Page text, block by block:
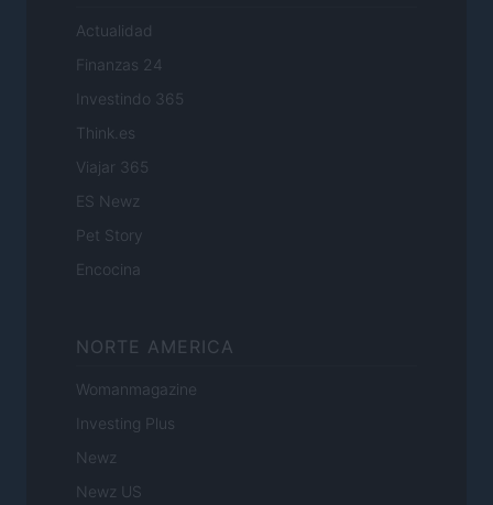
Actualidad
Finanzas 24
Investindo 365
Think.es
Viajar 365
ES Newz
Pet Story
Encocina
NORTE AMERICA
Womanmagazine
Investing Plus
Newz
Newz US